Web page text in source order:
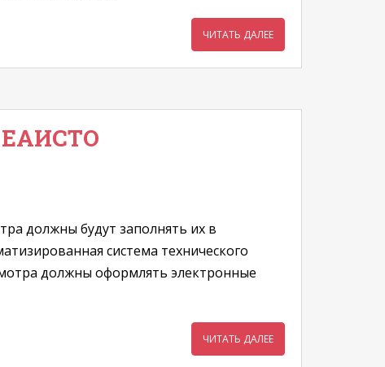
ЧИТАТЬ ДАЛЕЕ
ЕАИСТО
должны будут заполнять их в
система технического
должны оформлять электронные
ЧИТАТЬ ДАЛЕЕ